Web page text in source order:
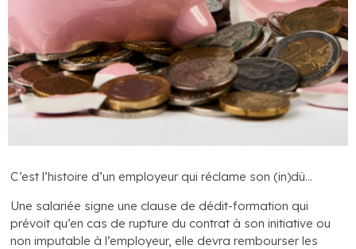
C’est l’histoire d’un employeur qui réclame son (in)dû…
Une salariée signe une clause de dédit-formation qui
prévoit qu’en cas de rupture du contrat à son initiative ou
non imputable à l’employeur, elle devra rembourser les